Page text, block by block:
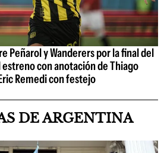
Peñarol y Wanderers por la final del
con anotación de Thiago
Remedi con festejo
DE ARGENTINA